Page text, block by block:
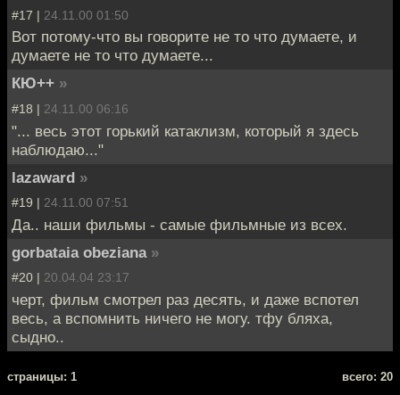
#17 | 24.11.00 01:50
Вот потому-что вы говорите не то что думаете, и
думаете не то что думаете...
КЮ++ »
#18 | 24.11.00 06:16
"... весь этот горький катаклизм, который я здесь
наблюдаю..."
lazaward »
#19 | 24.11.00 07:51
Да.. наши фильмы - самые фильмные из всех.
gorbataia obeziana »
#20 | 20.04.04 23:17
черт, фильм смотрел раз десять, и даже вспотел
весь, а вспомнить ничего не могу. тфу бляха,
сыдно..
cтраницы: 1 всего: 20